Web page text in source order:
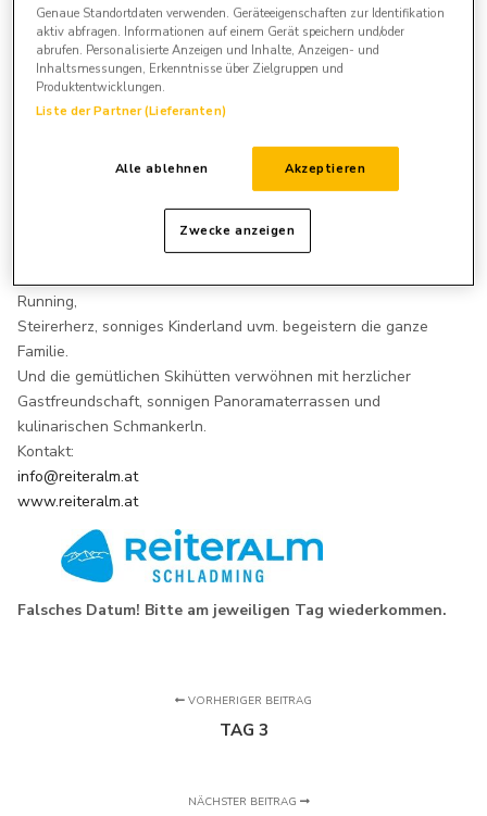
Genieße feinsten Skispaß und Skigenuss auf der Reiteralm –
Reiteralm SPECIAL:*Frühstart – erste Auffahrt schon um 8.00
am SA & SO schon ab 7.45 Uhr! * internationales
Pistengütesiegel in Gold!
Running,
Steirerherz, sonniges Kinderland uvm. begeistern die ganze
Familie.
Und die gemütlichen Skihütten verwöhnen mit herzlicher
Gastfreundschaft, sonnigen Panoramaterrassen und
kulinarischen Schmankerln.
Kontakt:
info@reiteralm.at
www.reiteralm.at
Falsches Datum! Bitte am jeweiligen Tag wiederkommen.
VORHERIGER BEITRAG
TAG 3
NÄCHSTER BEITRAG
Genaue Standortdaten verwenden. Geräteeigenschaften zur Identifikation
aktiv abfragen. Informationen auf einem Gerät speichern und/oder
abrufen. Personalisierte Anzeigen und Inhalte, Anzeigen- und
Inhaltsmessungen, Erkenntnisse über Zielgruppen und
Produktentwicklungen.
Liste der Partner (Lieferanten)
Alle ablehnen Akzeptieren
Zwecke anzeigen